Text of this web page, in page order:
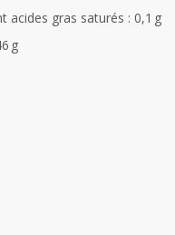
acides gras saturés : 0,1 g
g